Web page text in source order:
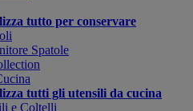
tutto per conservare
Spatole
tutti gli utensili da cucina
e Coltelli